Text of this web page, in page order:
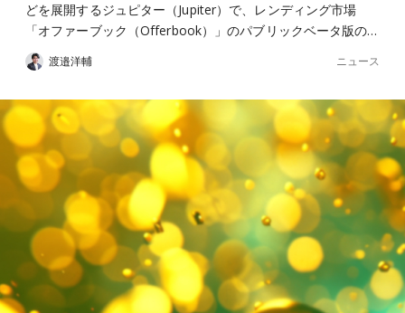
どを展開するジュピター（Jupiter）で、レンディング市場
「オファーブック（Offerbook）」のパブリックベータ版の…
渡邉洋輔 ニュース